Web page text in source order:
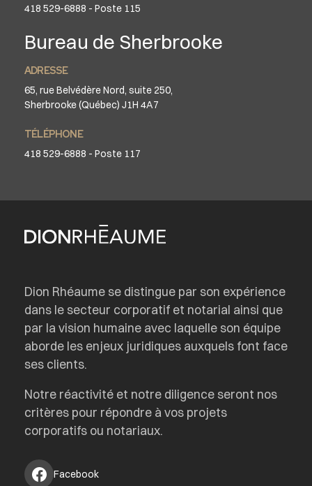
418 529-6888 - Poste 115
Bureau de Sherbrooke
ADRESSE
65, rue Belvédère Nord, suite 250,
Sherbrooke (Québec) J1H 4A7
TÉLÉPHONE
418 529-6888 - Poste 117
Dion Rhéaume se distingue par son expérience
dans le secteur corporatif et notarial ainsi que
par la vision humaine avec laquelle son équipe
aborde les enjeux juridiques auxquels font face
ses clients.
Notre réactivité et notre diligence seront nos
critères pour répondre à vos projets
corporatifs ou notariaux.
Facebook